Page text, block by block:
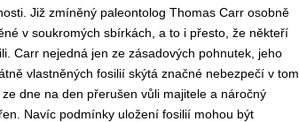
Již zmíněný paleontolog Thomas Carr osobně
v soukromých sbírkách, a to i přesto, že někteří
Carr nejedná jen ze zásadových pohnutek, jeho
vlastněných fosilií skýtá značné nebezpečí v tom,
dne na den přerušen vůli majitele a náročný
Navíc podmínky uložení fosilií mohou být